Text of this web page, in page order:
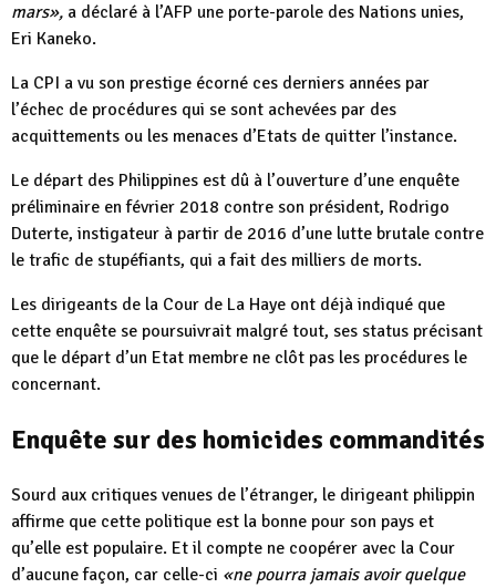
mars», a déclaré à l’AFP une porte-parole des Nations unies,
Eri Kaneko.
La CPI a vu son prestige écorné ces derniers années par
l’échec de procédures qui se sont achevées par des
acquittements ou les menaces d’Etats de quitter l’instance.
Le départ des Philippines est dû à l’ouverture d’une enquête
préliminaire en février 2018 contre son président, Rodrigo
Duterte, instigateur à partir de 2016 d’une lutte brutale contre
le trafic de stupéfiants, qui a fait des milliers de morts.
Les dirigeants de la Cour de La Haye ont déjà indiqué que
cette enquête se poursuivrait malgré tout, ses status précisant
que le départ d’un Etat membre ne clôt pas les procédures le
concernant.
Enquête sur des homicides commandités
Sourd aux critiques venues de l’étranger, le dirigeant philippin
affirme que cette politique est la bonne pour son pays et
qu’elle est populaire. Et il compte ne coopérer avec la Cour
d’aucune façon, car celle-ci «ne pourra jamais avoir quelque